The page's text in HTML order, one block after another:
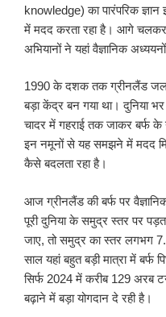
knowledge) का पारंपरिक
में मदद करता रहा है। आगे
अभियानों ने यहां वैज्ञानिक
1990 के दशक तक ग्रीनलैंड
बड़ा केंद्र बन गया था। दुनिया भर
चादर में गहराई तक जाकर बर्फ
इन नमूनों से यह समझने में मदद
कैसे बदलता रहा है।
आज ग्रीनलैंड की बर्फ पर
पूरी दुनिया के समुद्र स्तर पर
जाए, तो समुद्र का स्तर लगभग
साल यहां बहुत बड़ी मात्रा में
सिर्फ 2024 में करीब 129 अरब
बढ़ाने में बड़ा योगदान दे रही है।